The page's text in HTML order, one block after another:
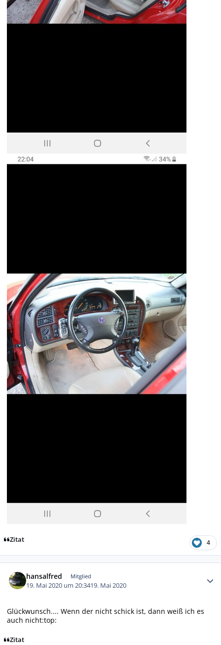
Zitat 4
hansalfred Mitglied
19. Mai 2020 um 20:3419. Mai 2020
Glückwunsch.... Wenn der nicht schick ist, dann weiß ich es
auch nicht:top:
Zitat